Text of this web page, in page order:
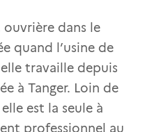
ouvrière dans le
quand l’usine de
travaille depuis
à Tanger. Loin de
est la seule à
professionnel au